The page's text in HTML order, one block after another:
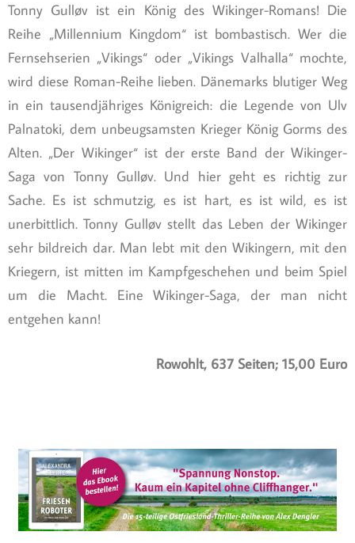
Tonny Gulløv ist ein König des Wikinger-Romans! Die
Reihe „Millennium Kingdom“ ist bombastisch. Wer die
Fernsehserien „Vikings“ oder „Vikings Valhalla“ mochte,
wird diese Roman-Reihe lieben. Dänemarks blutiger Weg
in ein tausendjähriges Königreich: die Legende von Ulv
Palnatoki, dem unbeugsamsten Krieger König Gorms des
Alten. „Der Wikinger“ ist der erste Band der Wikinger-
Saga von Tonny Gulløv. Und hier geht es richtig zur
Sache. Es ist schmutzig, es ist hart, es ist wild, es ist
unerbittlich. Tonny Gulløv stellt das Leben der Wikinger
sehr bildreich dar. Man lebt mit den Wikingern, mit den
Kriegern, ist mitten im Kampfgeschehen und beim Spiel
um die Macht. Eine Wikinger-Saga, der man nicht
entgehen kann!
Rowohlt, 637 Seiten; 15,00 Euro